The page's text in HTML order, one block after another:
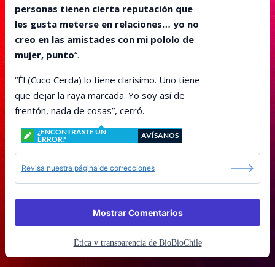
personas tienen cierta reputación que
les gusta meterse en relaciones… yo no
creo en las amistades con mi pololo de
mujer, punto“.
“Él (Cuco Cerda) lo tiene clarísimo. Uno tiene
que dejar la raya marcada. Yo soy así de
frentón, nada de cosas”, cerró.
¿ENCONTRASTE UN
ERROR?
AVÍSANOS
Revisa nuestra página de correcciones
Mostrar Comentarios
Ética y transparencia de BioBioChile